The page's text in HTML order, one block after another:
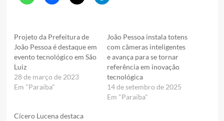
Projeto da Prefeitura de
João Pessoa é destaque em
evento tecnológico em São
Luiz
28 de março de 2023
Em "Paraíba"
João Pessoa instala totens
com câmeras inteligentes
e avança para se tornar
referência em inovação
tecnológica
14 de setembro de 2025
Em "Paraíba"
Cícero Lucena destaca